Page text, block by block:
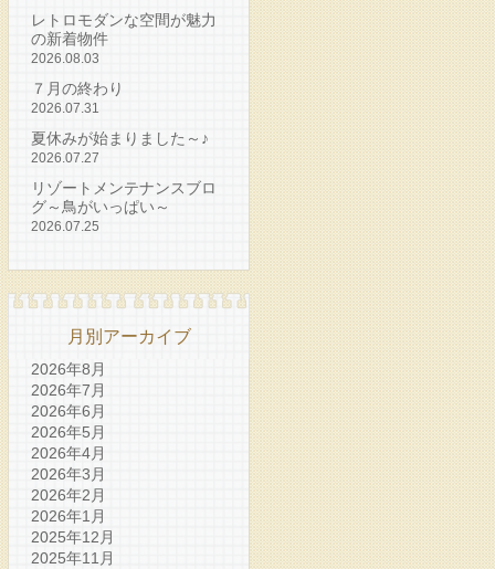
レトロモダンな空間が魅力
の新着物件
2026.08.03
７月の終わり
2026.07.31
夏休みが始まりました～♪
2026.07.27
リゾートメンテナンスブロ
グ～鳥がいっぱい～
2026.07.25
月別アーカイブ
2026年8月
2026年7月
2026年6月
2026年5月
2026年4月
2026年3月
2026年2月
2026年1月
2025年12月
2025年11月